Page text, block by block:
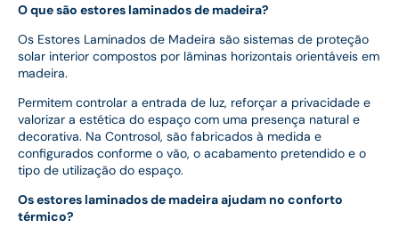
O que são estores laminados de madeira?
Os Estores Laminados de Madeira são sistemas de proteção
solar interior compostos por lâminas horizontais orientáveis em
madeira.
Permitem controlar a entrada de luz, reforçar a privacidade e
valorizar a estética do espaço com uma presença natural e
decorativa. Na Controsol, são fabricados à medida e
configurados conforme o vão, o acabamento pretendido e o
tipo de utilização do espaço.
Os estores laminados de madeira ajudam no conforto
térmico?